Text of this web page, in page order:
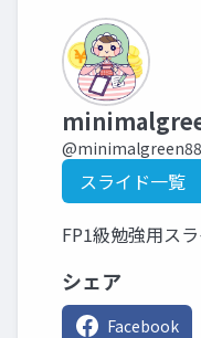
スライド一覧
FP1級勉強用ス
シェア
Facebook